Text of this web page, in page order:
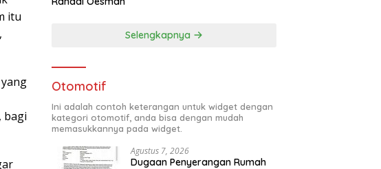
itu
bagi
Selengkapnya
Otomotif
Ini adalah contoh keterangan untuk widget dengan
kategori otomotif, anda bisa dengan mudah
memasukkannya pada widget.
Agustus 7, 2026
Dugaan Penyerangan Rumah